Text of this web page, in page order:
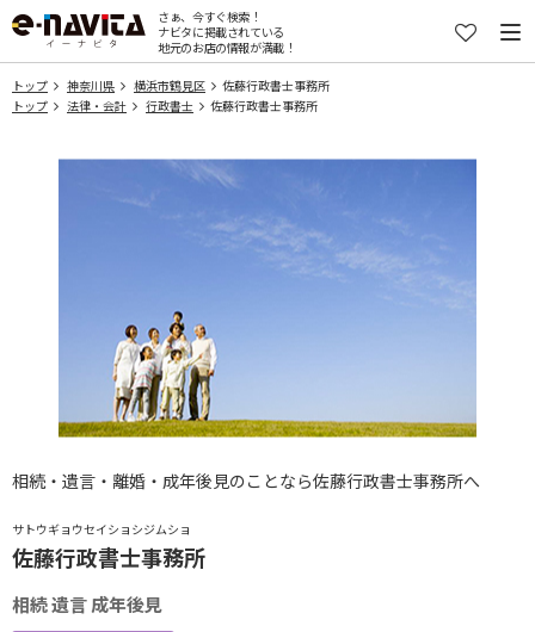
さぁ、今すぐ検索！
ナビタに掲載されている
地元のお店の情報が満載！
トップ 神奈川県 横浜市鶴見区
佐藤行政書士事務所
トップ
法律・会計 行政書士 佐藤行政書士事務所
サトウギョウセイショシジムショ
佐藤行政書士事務所
相続 遺言 成年後見
相続・遺言・離婚・成年後見のことなら佐藤行政書士事務所へ